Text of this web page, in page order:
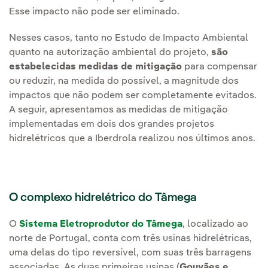
Esse impacto não pode ser eliminado.
Nesses casos, tanto no Estudo de Impacto Ambiental
quanto na autorização ambiental do projeto, são
estabelecidas medidas de mitigação para compensar
ou reduzir, na medida do possível, a magnitude dos
impactos que não podem ser completamente evitados.
A seguir, apresentamos as medidas de mitigação
implementadas em dois dos grandes projetos
hidrelétricos que a Iberdrola realizou nos últimos anos.
O complexo hidrelétrico do Tâmega
O Sistema Eletroprodutor do Tâmega, localizado ao
norte de Portugal, conta com três usinas hidrelétricas,
uma delas do tipo reversível, com suas três barragens